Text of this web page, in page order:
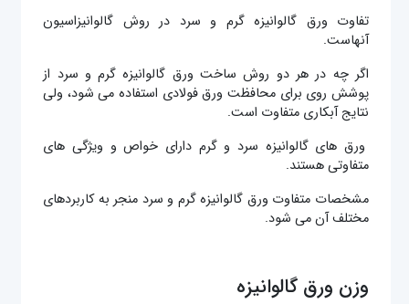
تفاوت ورق گالوانیزه گرم و سرد در روش گالوانیزاسیون
آنهاست.
اگر چه در هر دو روش ساخت ورق گالوانیزه گرم و سرد از
پوشش روی برای محافظت ورق فولادی استفاده می شود، ولی
نتایج آبکاری متفاوت است.
ورق های گالوانیزه سرد و گرم دارای خواص و ویژگی های
متفاوتی هستند.
مشخصات متفاوت ورق گالوانیزه گرم و سرد منجر به کاربردهای
مختلف آن می شود.
وزن ورق گالوانیزه